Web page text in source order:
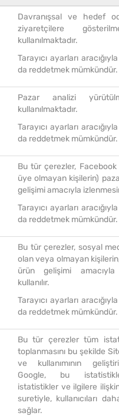
Davranışsal ve hedef
ziyaretçilere
kullanılmaktadır.
Tarayıcı ayarları
da reddetmek mümkündür.
Pazar analizi
kullanılmaktadır.
Tarayıcı ayarları
da reddetmek mümkündür.
Bu tür çerezler,
üye olmayan kişilerin)
gelişimi amacıyla
Tarayıcı ayarları
da reddetmek mümkündür.
Bu tür çerezler, sosyal
olan veya olmayan
ürün gelişimi
kullanılır.
Tarayıcı ayarları
da reddetmek mümkündür.
Bu tür çerezler tüm
toplanmasını bu şekilde
ve kullanımının
Google, bu
istatistikler ve ilgilere
suretiyle, kullanıcıları
sağlar.